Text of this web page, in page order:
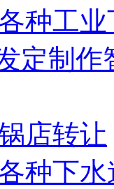
种工
定制
店转让
种下